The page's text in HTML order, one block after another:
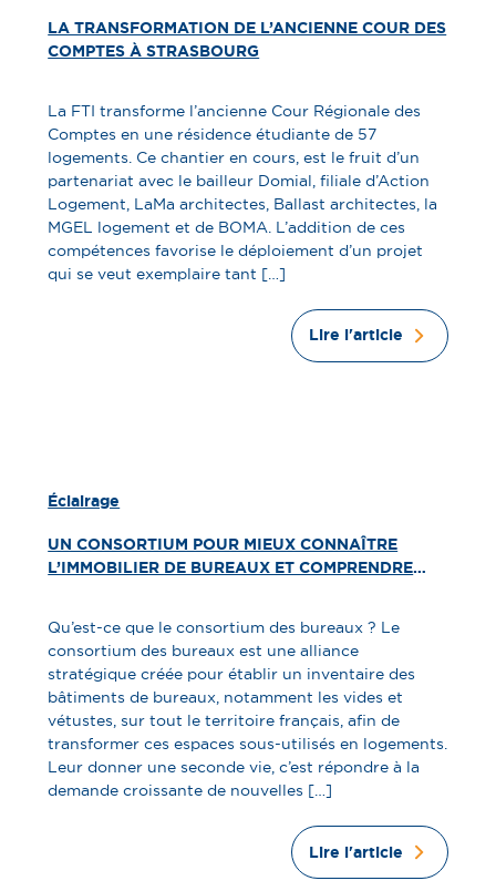
LA TRANSFORMATION DE L’ANCIENNE COUR DES
COMPTES À STRASBOURG
La FTI transforme l’ancienne Cour Régionale des
Comptes en une résidence étudiante de 57
logements. Ce chantier en cours, est le fruit d’un
partenariat avec le bailleur Domial, filiale d’Action
Logement, LaMa architectes, Ballast architectes, la
MGEL logement et de BOMA. L’addition de ces
compétences favorise le déploiement d’un projet
qui se veut exemplaire tant […]
Lire l'article
Éclairage
UN CONSORTIUM POUR MIEUX CONNAÎTRE
L’IMMOBILIER DE BUREAUX ET COMPRENDRE
Qu’est-ce que le consortium des bureaux ? Le
consortium des bureaux est une alliance
stratégique créée pour établir un inventaire des
bâtiments de bureaux, notamment les vides et
vétustes, sur tout le territoire français, afin de
transformer ces espaces sous-utilisés en logements.
Leur donner une seconde vie, c’est répondre à la
demande croissante de nouvelles […]
Lire l'article